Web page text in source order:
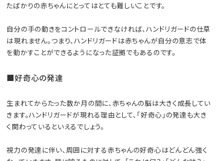
たばかりの赤ちゃんにとってはとても難しいことです。
自分の手の動きをコントロールできなければ、ハンドリガードの仕草
は現れません。つまり、ハンドリガードは赤ちゃんが自分の意志で体
を動かすことができるようになった証拠でもあるのです。
■好奇心の発達
生まれてからたった数か月の間に、赤ちゃんの脳は大きく成長してい
きます。ハンドリガードが現れる理由として、「好奇心」の発達も大き
く関わっているといえるでしょう。
視力の発達に伴い、周囲に対する赤ちゃんの好奇心はどんどん強く